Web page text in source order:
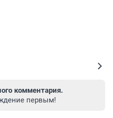
комментария.
первым!